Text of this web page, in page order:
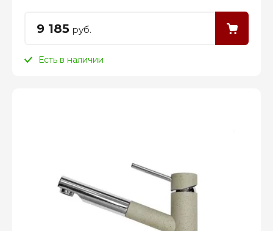
9 185 руб.
Есть в наличии